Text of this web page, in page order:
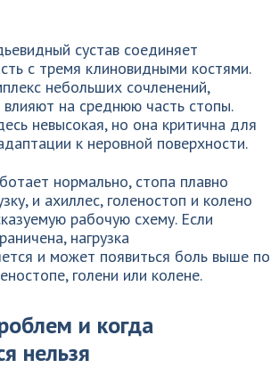
сустав соединяет
с тремя клиновидными костями.
небольших сочленений,
на среднюю часть стопы.
невысокая, но она критична для
к неровной поверхности.
нормально, стопа плавно
и ахиллес, голеностоп и колено
рабочую схему. Если
нагрузка
и может появиться боль выше по
голени или колене.
и когда
нельзя